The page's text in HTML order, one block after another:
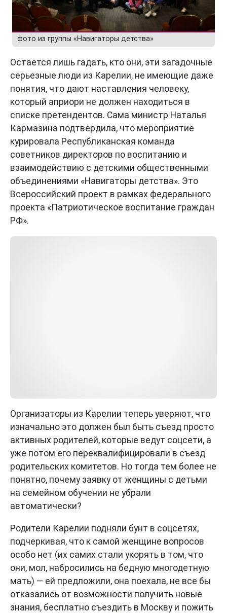
фото из группы «Навигаторы детства»
Остается лишь гадать, кто они, эти загадочные
серьезные люди из Карелии, не имеющие даже
понятия, что дают наставления человеку,
который априори не должен находиться в
списке претендентов. Сама министр Наталья
Кармазина подтвердила, что мероприятие
курировала Республиканская команда
советников директоров по воспитанию и
взаимодействию с детскими общественными
объединениями «Навигаторы детства». Это
Всероссийский проект в рамках федерального
проекта «Патриотическое воспитание граждан
РФ».
Организаторы из Карелии теперь уверяют, что
изначально это должен был быть съезд просто
активных родителей, которые ведут соцсети, а
уже потом его переквалифицировали в съезд
родительских комитетов. Но тогда тем более не
понятно, почему заявку от женщины с детьми
на семейном обучении не убрали
автоматически?
Родители Карелии подняли бунт в соцсетях,
подчеркивая, что к самой женщине вопросов
особо нет (их самих стали укорять в том, что
они, мол, набросились на бедную многодетную
мать) — ей предложили, она поехала, не все бы
отказались от возможности получить новые
знания, бесплатно съездить в Москву и пожить